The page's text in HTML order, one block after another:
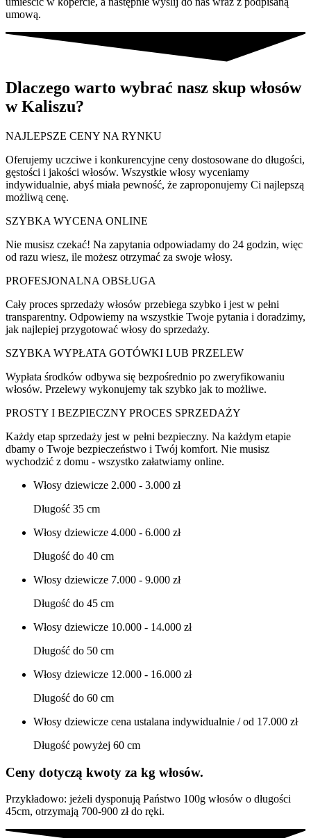
umową.
Dlaczego warto wybrać nasz skup włosów
w Kaliszu?
NAJLEPSZE CENY NA RYNKU
Oferujemy uczciwe i konkurencyjne ceny dostosowane do długości,
gęstości i jakości włosów. Wszystkie włosy wyceniamy
indywidualnie, abyś miała pewność, że zaproponujemy Ci najlepszą
możliwą cenę.
SZYBKA WYCENA ONLINE
Nie musisz czekać! Na zapytania odpowiadamy do 24 godzin, więc
od razu wiesz, ile możesz otrzymać za swoje włosy.
PROFESJONALNA OBSŁUGA
Cały proces sprzedaży włosów przebiega szybko i jest w pełni
transparentny. Odpowiemy na wszystkie Twoje pytania i doradzimy,
jak najlepiej przygotować włosy do sprzedaży.
SZYBKA WYPŁATA GOTÓWKI LUB PRZELEW
Wypłata środków odbywa się bezpośrednio po zweryfikowaniu
włosów. Przelewy wykonujemy tak szybko jak to możliwe.
PROSTY I BEZPIECZNY PROCES SPRZEDAŻY
Każdy etap sprzedaży jest w pełni bezpieczny. Na każdym etapie
dbamy o Twoje bezpieczeństwo i Twój komfort. Nie musisz
wychodzić z domu - wszystko załatwiamy online.
Włosy dziewicze 2.000 - 3.000 zł
Długość 35 cm
Włosy dziewicze 4.000 - 6.000 zł
Długość do 40 cm
Włosy dziewicze 7.000 - 9.000 zł
Długość do 45 cm
Włosy dziewicze 10.000 - 14.000 zł
Długość do 50 cm
Włosy dziewicze 12.000 - 16.000 zł
Długość do 60 cm
Włosy dziewicze cena ustalana indywidualnie / od 17.000 zł
Długość powyżej 60 cm
Ceny dotyczą kwoty za kg włosów.
Przykładowo: jeżeli dysponują Państwo 100g włosów o długości
45cm, otrzymają 700-900 zł do ręki.